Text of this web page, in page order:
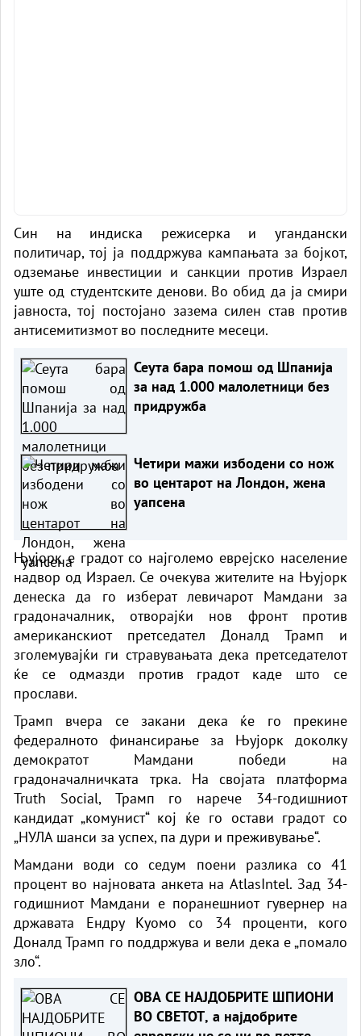
Син на индиска режисерка и угандански
политичар, тој ја поддржува кампањата за бојкот,
одземање инвестиции и санкции против Израел
уште од студентските денови. Во обид да ја смири
јавноста, тој постојано зазема силен став против
антисемитизмот во последните месеци.
Сеута бара помош од Шпанија
за над 1.000 малолетници без
придружба
Четири мажи избодени со нож
во центарот на Лондон, жена
уапсена
Њујорк е градот со најголемо еврејско население
надвор од Израел. Се очекува жителите на Њујорк
денеска да го изберат левичарот Мамдани за
градоначалник, отворајќи нов фронт против
американскиот претседател Доналд Трамп и
зголемувајќи ги стравувањата дека претседателот
ќе се одмазди против градот каде што се
прослави.
Трамп вчера се закани дека ќе го прекине
федералното финансирање за Њујорк доколку
демократот Мамдани победи на
градоначалничката трка. На својата платформа
Truth Social, Трамп го нарече 34-годишниот
кандидат „комунист“ кој ќе го остави градот со
„НУЛА шанси за успех, па дури и преживување“.
Мамдани води со седум поени разлика со 41
процент во најновата анкета на AtlasIntel. Зад 34-
годишниот Мамдани е поранешниот гувернер на
државата Ендру Куомо со 34 проценти, кого
Доналд Трамп го поддржува и вели дека е „помало
зло“.
ОВА СЕ НАЈДОБРИТЕ ШПИОНИ
ВО СВЕТОТ, а најдобрите